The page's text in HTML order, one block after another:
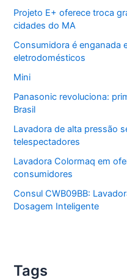
Projeto E+ oferece troca
cidades do MA
Consumidora é enganada
eletrodomésticos
Mini
Panasonic revoluciona:
Brasil
Lavadora de alta pressão
telespectadores
Lavadora Colormaq em
consumidores
Consul CWB09BB:
Dosagem Inteligente
Tags